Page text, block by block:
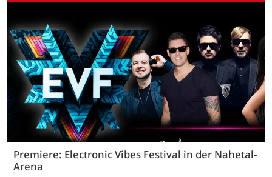
Premiere: Electronic Vibes Festival in der Nahetal-
Arena